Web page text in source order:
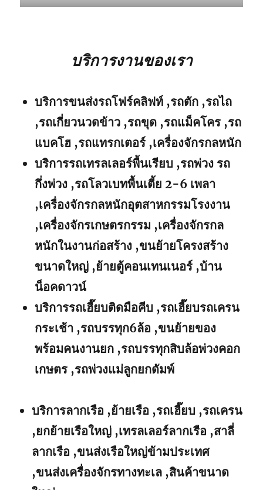
บริการงานของเรา
บริการขนส่งรถโฟร์คลิฟท์ ,รถตัก ,รถไถ
,รถเกี่ยวนวดข้าว ,รถขุด ,รถแม็คโคร ,รถ
แบคโฮ ,รถแทรกเตอร์ ,เครื่องจักรกลหนัก
บริการรถเทรลเลอร์พื้นเรียบ ,รถพ่วง รถ
กึ่งพ่วง ,รถโลวเบทพื้นเตี้ย 2-6 เพลา
,เครื่องจักรกลหนักอุตสาหกรรมโรงงาน
,เครื่องจักรเกษตรกรรม ,เครื่องจักรกล
หนักในงานก่อสร้าง ,ขนย้ายโครงสร้าง
ขนาดใหญ่ ,ย้ายตู้คอนเทนเนอร์ ,บ้าน
น็อคดาวน์
บริการรถเฮี๊ยบติดมือคีบ ,รถเฮี๊ยบรถเครน
กระเช้า ,รถบรรทุก6ล้อ ,ขนย้ายของ
พร้อมคนงานยก ,รถบรรทุกสิบล้อพ่วงคอก
เกษตร ,รถพ่วงแม่ลูกยกดัมพ์
บริการลากเรือ ,ย้ายเรือ ,รถเฮี๊ยบ ,รถเครน
,ยกย้ายเรือใหญ่ ,เทรลเลอร์ลากเรือ ,สาลี่
ลากเรือ ,ขนส่งเรือใหญ่ข้ามประเทศ
,ขนส่งเครื่องจักรทางทะเล ,สินค้าขนาด